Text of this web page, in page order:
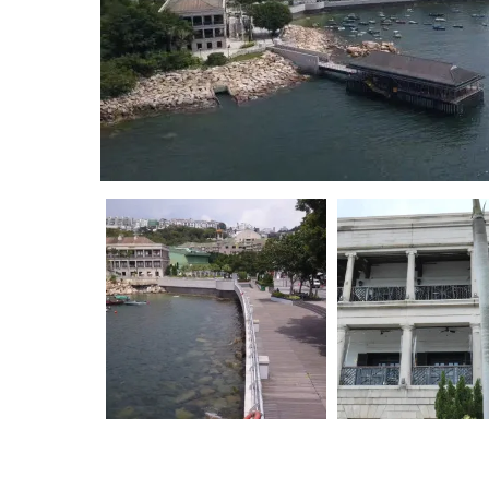
香港遊車河好去處推薦｜15. 石澳